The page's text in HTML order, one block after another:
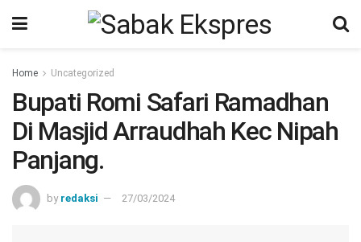
Home Uncategorized
Bupati Romi Safari Ramadhan
Di Masjid Arraudhah Kec Nipah
Panjang.
by redaksi 27/03/2024